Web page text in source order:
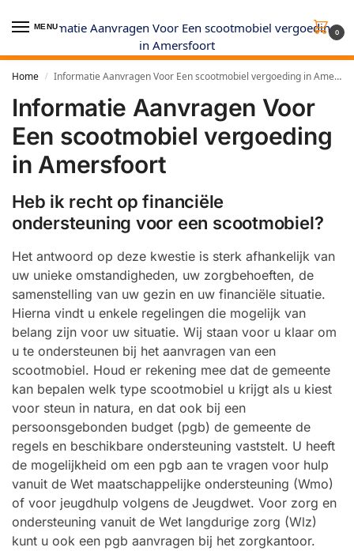
MENU
0
Home / Informatie Aanvragen Voor Een scootmobiel vergoeding in Amersfoort
Informatie Aanvragen Voor
Een scootmobiel vergoeding
in Amersfoort
Heb ik recht op financiële
ondersteuning voor een scootmobiel?
Het antwoord op deze kwestie is sterk afhankelijk van
uw unieke omstandigheden, uw zorgbehoeften, de
samenstelling van uw gezin en uw financiële situatie.
Hierna vindt u enkele regelingen die mogelijk van
belang zijn voor uw situatie. Wij staan voor u klaar om
u te ondersteunen bij het aanvragen van een
scootmobiel. Houd er rekening mee dat de gemeente
kan bepalen welk type scootmobiel u krijgt als u kiest
voor steun in natura, en dat ook bij een
persoonsgebonden budget (pgb) de gemeente de
regels en beschikbare ondersteuning vaststelt. U heeft
de mogelijkheid om een pgb aan te vragen voor hulp
vanuit de Wet maatschappelijke ondersteuning (Wmo)
of voor jeugdhulp volgens de Jeugdwet. Voor zorg en
ondersteuning vanuit de Wet langdurige zorg (Wlz)
kunt u ook een pgb aanvragen bij het zorgkantoor.